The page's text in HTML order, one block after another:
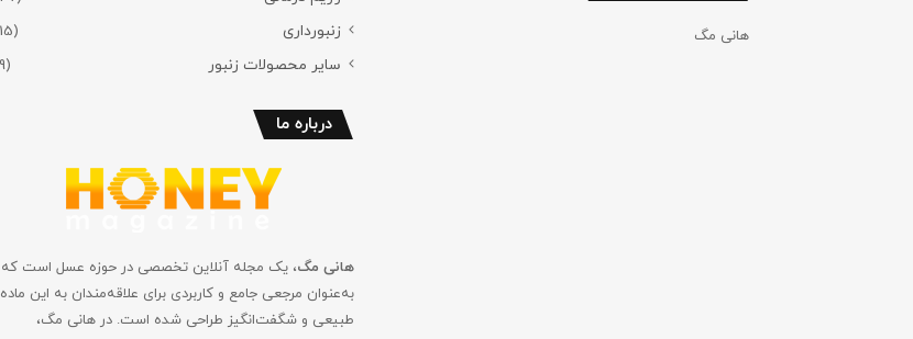
هانی مگ
زنبورداری
(15)
سایر محصولات زنبور
(9)
درباره ما
هانی مگ، یک مجله آنلاین تخصصی در حوزه عسل است که
به‌عنوان مرجعی جامع و کاربردی برای علاقه‌مندان به این ماده
طبیعی و شگفت‌انگیز طراحی شده است. در هانی مگ،